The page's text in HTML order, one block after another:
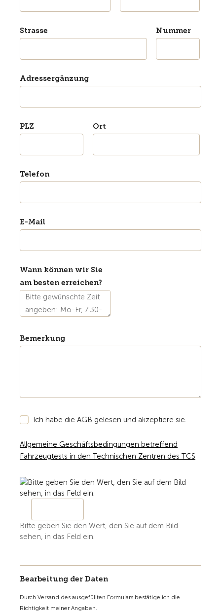
Strasse Nummer
Adressergänzung
PLZ Ort
Telefon
E-Mail
Wann können wir Sie
am besten erreichen?
Bemerkung
Ich habe die AGB gelesen und akzeptiere sie.
Allgemeine Geschäftsbedingungen betreffend
Fahrzeugtests in den Technischen Zentren des TCS
Bitte geben Sie den Wert, den Sie auf dem Bild
sehen, in das Feld ein.
Bearbeitung der Daten
Durch Versand des ausgefüllten Formulars bestätige ich die
Richtigkeit meiner Angaben.